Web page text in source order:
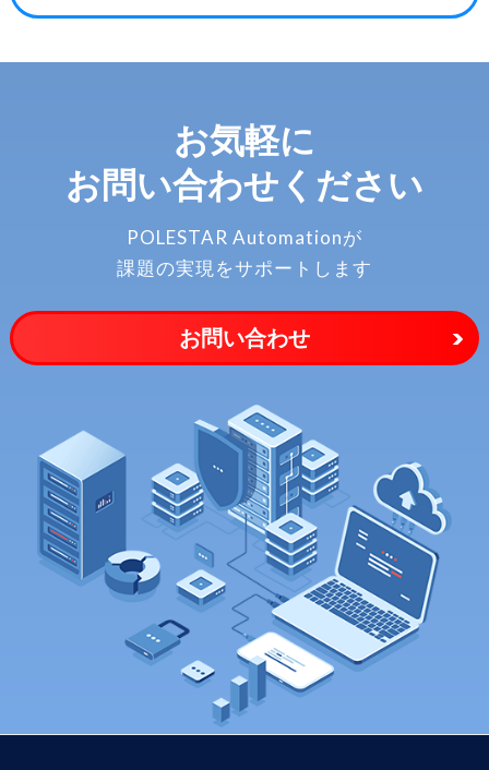
お気軽に
お問い合わせください
POLESTAR Automationが
課題の実現をサポートします
お問い合わせ